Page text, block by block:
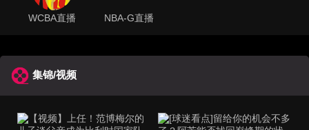
WCBA直播 NBA-G直播
集锦/视频